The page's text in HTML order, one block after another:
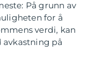
På grunn av
for å
verdi, kan
avkastning på